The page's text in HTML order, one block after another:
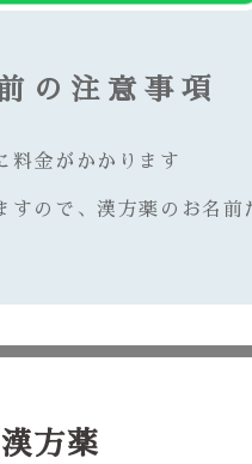
の注意事項
料金がかかります
ので、漢方薬のお名前
方薬